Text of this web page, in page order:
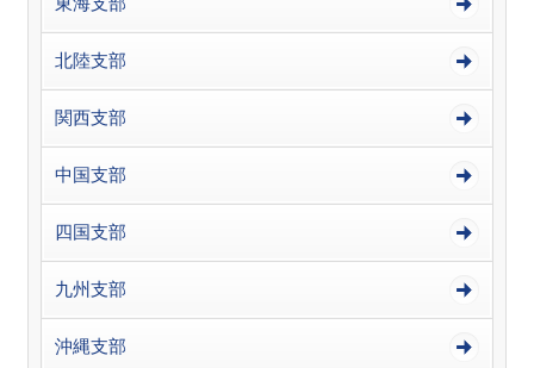
北陸支部
関西支部
中国支部
四国支部
九州支部
沖縄支部